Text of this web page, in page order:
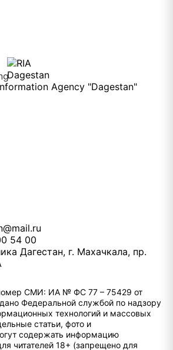
Agency "Dagestan"
54 00
Дагестан, г. Махачкала, пр.
СМИ: ИА № ФС 77 – 75429 от
Федеральной службой по надзору
технологий и массовых
статьи, фото и
содержать информацию
читателей 18+ (запрещено для